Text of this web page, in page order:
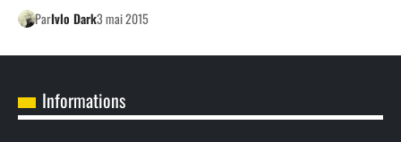
ParIvlo Dark3 mai 2015
Informations